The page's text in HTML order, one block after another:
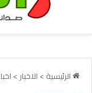
الرئيسية > الاخبار >